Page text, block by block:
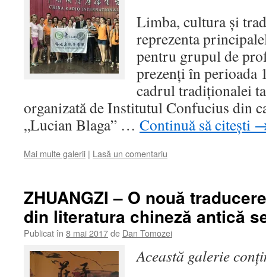
Limba, cultura și
reprezenta
pentru grupul de
prezenți în perioada
cadrul tradiționalei
organizată de Institutul Confucius din
„Lucian Blaga” … Continuă să citești
Mai multe galerii | Lasă un comentariu
ZHUANGZI – O nouă
din literatura chineză antică
Publicat în 8 mai 2017de Dan Tomozei
Această galerie